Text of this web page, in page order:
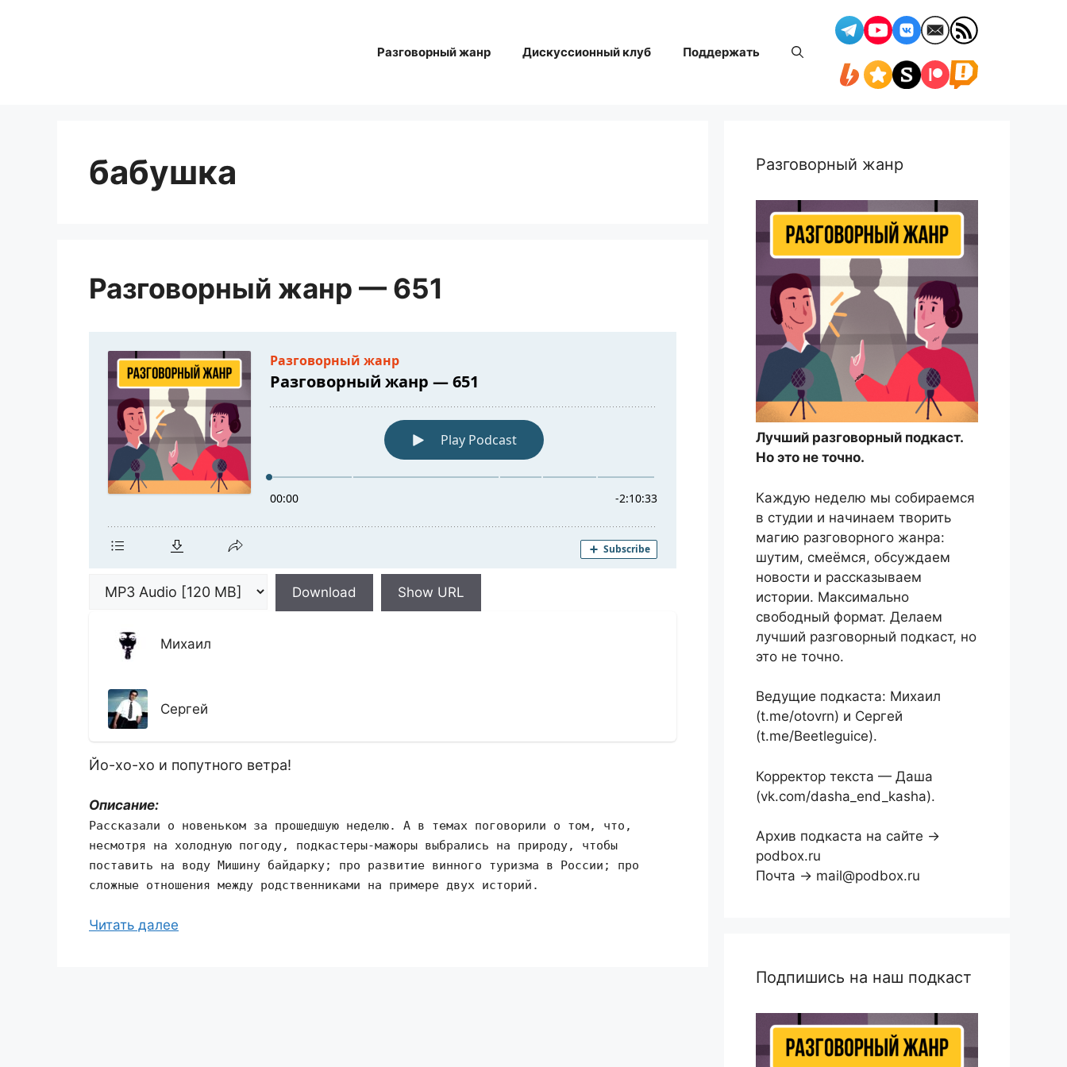
Разговорный жанр Дискуссионный клуб Поддержать
бабушка
Разговорный жанр — 651
Download Show URL
Михаил
Сергей
Йо-хо-хо и попутного ветра!
Описание:
Рассказали о новеньком за прошедшую неделю. А в темах поговорили о том, что,
несмотря на холодную погоду, подкастеры-мажоры выбрались на природу, чтобы
поставить на воду Мишину байдарку; про развитие винного туризма в России; про
сложные отношения между родственниками на примере двух историй.
Читать далее
Разговорный жанр
Лучший разговорный подкаст.
Но это не точно.
Каждую неделю мы собираемся
в студии и начинаем творить
магию разговорного жанра:
шутим, смеёмся, обсуждаем
новости и рассказываем
истории. Максимально
свободный формат. Делаем
лучший разговорный подкаст, но
это не точно.
Ведущие подкаста: Михаил
(t.me/otovrn) и Сергей
(t.me/Beetleguice).
Корректор текста — Даша
(vk.com/dasha_end_kasha).
Архив подкаста на сайте →
podbox.ru
Почта → mail@podbox.ru
Подпишись на наш подкаст